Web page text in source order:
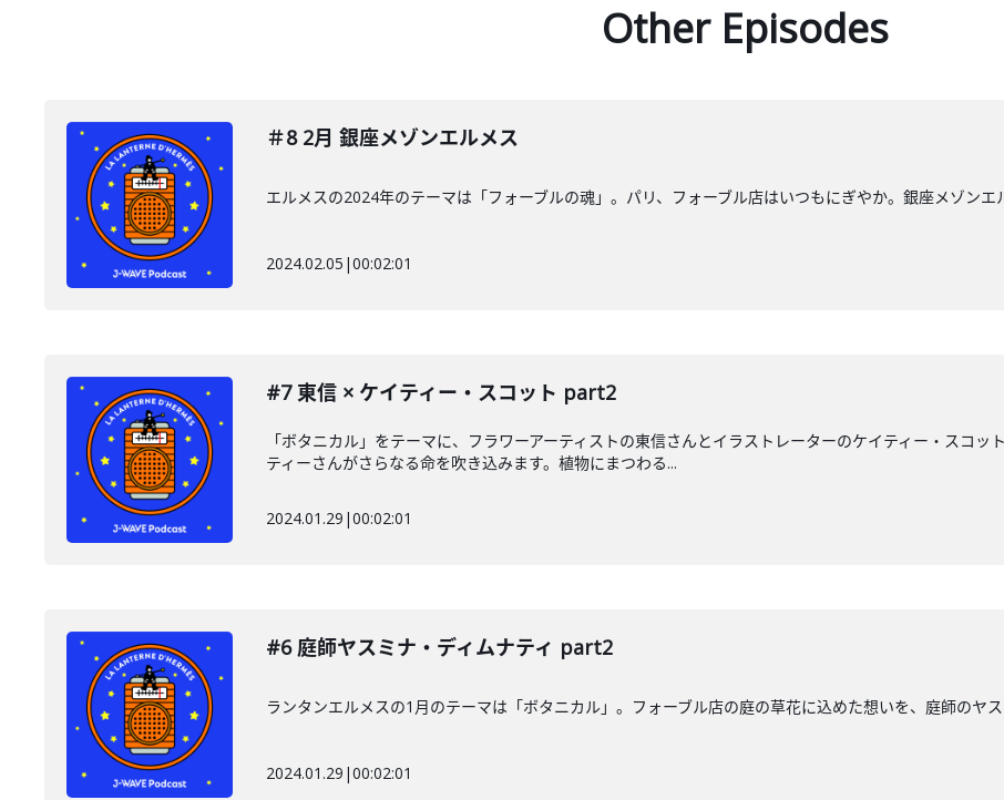
Other Episodes
＃8 2月 銀座メゾンエルメス
エルメスの2024年のテーマは「フォーブルの魂」。パリ、フォーブル店はいつもにぎやか。銀座メゾンエ
2024.02.05 |00:02:01
#7 東信 × ケイティー・スコット part2
「ボタニカル」をテーマに、フラワーアーティストの東信さんとイラストレーターのケイティー・スコ
ティーさんがさらなる命を吹き込みます。植物にまつわる...
2024.01.29 |00:02:01
#6 庭師ヤスミナ・ディムナティ part2
ランタンエルメスの1月のテーマは「ボタニカル」。フォーブル店の庭の草花に込めた想いを、庭師のヤス
2024.01.29 |00:02:01